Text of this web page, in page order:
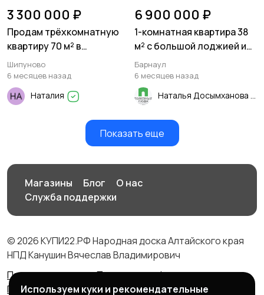
3 300 000 ₽
Продам трёхкомнатную
квартиру 70 м² в
Шипуново
Шипуново
6 месяцев назад
Наталия
6 900 000 ₽
1-комнатная квартира 38
м² с большой лоджией и
гардеробной! В
кирпичном доме на
среднем этаже!
Барнаул
6 месяцев назад
Наталья Досымханова
Показать еще
Магазины Блог
О нас
Служба поддержки
© 2026 КУПИ22.РФ Народная доска Алтайского края
НПД Канушин Вячеслав Владимирович
Правила сервиса
Политика конфиденциальности
Политика использования cookie
Используем куки и рекомендательные